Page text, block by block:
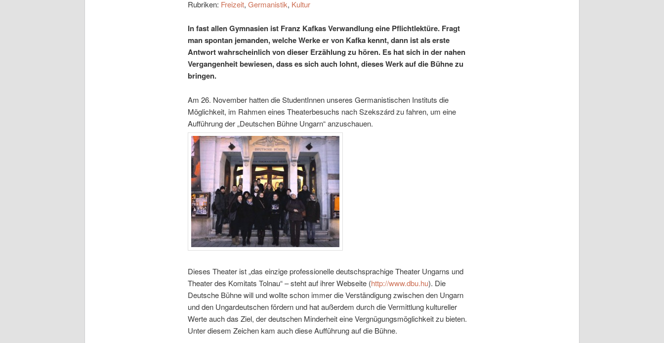
Rubriken: Freizeit, Germanistik, Kultur
In fast allen Gymnasien ist Franz Kafkas Verwandlung eine Pflichtlektüre. Fragt
man spontan jemanden, welche Werke er von Kafka kennt, dann ist als erste
Antwort wahrscheinlich von dieser Erzählung zu hören. Es hat sich in der nahen
Vergangenheit bewiesen, dass es sich auch lohnt, dieses Werk auf die Bühne zu
bringen.
Am 26. November hatten die StudentInnen unseres Germanistischen Instituts die
Möglichkeit, im Rahmen eines Theaterbesuchs nach Szekszárd zu fahren, um eine
Aufführung der „Deutschen Bühne Ungarn“ anzuschauen.
Dieses Theater ist „das einzige professionelle deutschsprachige Theater Ungarns und
Theater des Komitats Tolnau“ – steht auf ihrer Webseite (http://www.dbu.hu). Die
Deutsche Bühne will und wollte schon immer die Verständigung zwischen den Ungarn
und den Ungardeutschen fördern und hat außerdem durch die Vermittlung kultureller
Werte auch das Ziel, der deutschen Minderheit eine Vergnügungsmöglichkeit zu bieten.
Unter diesem Zeichen kam auch diese Aufführung auf die Bühne.